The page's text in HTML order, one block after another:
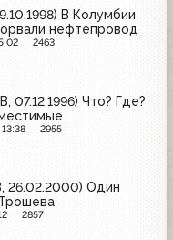
В Колумбии
нефтепровод
2463
07.12.1996) Что? Где?
2955
26.02.2000) Один
2857